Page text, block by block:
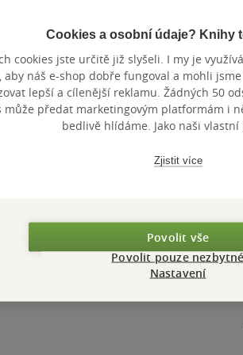
On the Calculation
of Volume III
Balle Solvej
Do košíku
On the
of Volume IV
Balle Solvej
z
5 měkká vazba
Do košíku
Cookies a osobní údaje? Knihy
cookies jste určitě již slyšeli. I my je
aby náš e-shop dobře fungoval a mohli
lepší a cílenější reklamu. Žádných 50
může předat marketingovým platformám i
bedlivě hlídáme. Jako naši
Zjistit více
Povolit vše
Povolit pouze
Nastavení